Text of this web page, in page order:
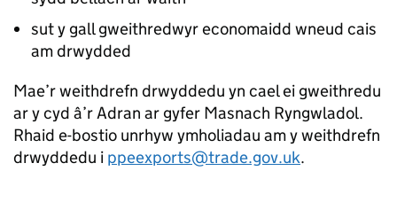
sut y gall gweithredwyr economaidd wneud cais
am drwydded
Mae’r weithdrefn drwyddedu yn cael ei gweithredu
ar y cyd â’r Adran ar gyfer Masnach Ryngwladol.
Rhaid e-bostio unrhyw ymholiadau am y weithdrefn
drwyddedu i ppeexports@trade.gov.uk.